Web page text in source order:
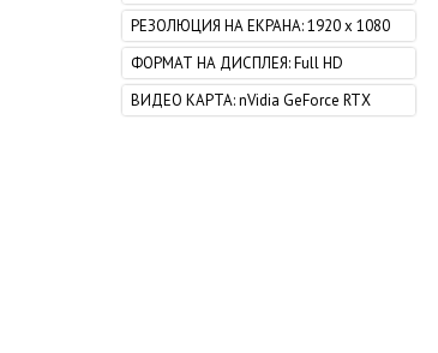
РЕЗОЛЮЦИЯ НА ЕКРАНА:1920 x 1080
ФОРМАТ НА ДИСПЛЕЯ:Full HD
ВИДЕО КАРТА:nVidia GeForce RTX